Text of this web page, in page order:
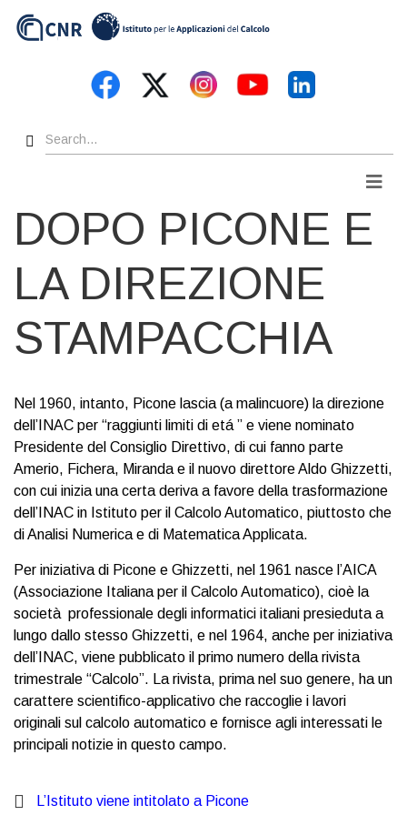
Search
DOPO PICONE E
LA DIREZIONE
STAMPACCHIA
Nel 1960, intanto, Picone lascia (a malincuore) la direzione
dell’INAC per “raggiunti limiti di etá ” e viene nominato
Presidente del Consiglio Direttivo, di cui fanno parte
Amerio, Fichera, Miranda e il nuovo direttore Aldo Ghizzetti,
con cui inizia una certa deriva a favore della trasformazione
dell’INAC in Istituto per il Calcolo Automatico, piuttosto che
di Analisi Numerica e di Matematica Applicata.
Per iniziativa di Picone e Ghizzetti, nel 1961 nasce l’AICA
(Associazione Italiana per il Calcolo Automatico), cioè la
società professionale degli informatici italiani presieduta a
lungo dallo stesso Ghizzetti, e nel 1964, anche per iniziativa
dell’INAC, viene pubblicato il primo numero della rivista
trimestrale “Calcolo”. La rivista, prima nel suo genere, ha un
carattere scientifico-applicativo che raccoglie i lavori
originali sul calcolo automatico e fornisce agli interessati le
principali notizie in questo campo.
L’Istituto viene intitolato a Picone